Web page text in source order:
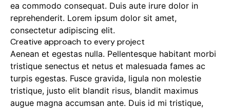
ea commodo consequat. Duis aute irure dolor in
reprehenderit. Lorem ipsum dolor sit amet,
consectetur adipiscing elit.
Creative approach to every project
Aenean et egestas nulla. Pellentesque habitant morbi
tristique senectus et netus et malesuada fames ac
turpis egestas. Fusce gravida, ligula non molestie
tristique, justo elit blandit risus, blandit maximus
augue magna accumsan ante. Duis id mi tristique,